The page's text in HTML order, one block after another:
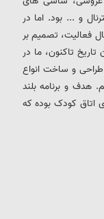
و ... بود. اما در
سال فعالیت، تصمیم بر
تاریخ تاکنون، ما در
و ساخت انواع
هدف و برنامه بلند
اتاق کودک بوده که